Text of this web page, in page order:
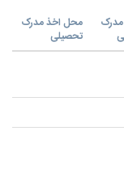
محل اخذ مدرک
تحصیلی